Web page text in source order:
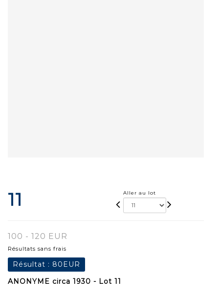
11 Aller au lot
100 - 120 EUR
Résultats sans frais
Résultat : 80EUR
ANONYME circa 1930 - Lot 11